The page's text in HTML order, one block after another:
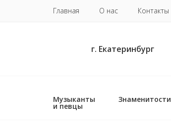
Главная О нас Контакты
г. Екатеринбург
Музыканты
и певцы
Знаменитости